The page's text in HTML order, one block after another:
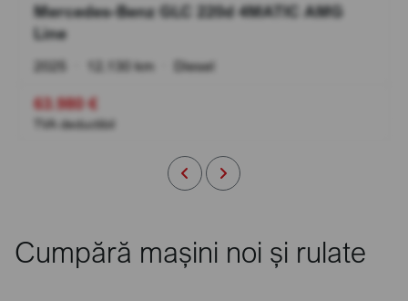
Mercedes-Benz GLC 220d 4MATIC AMG
Line
2025 12.130 km Diesel
63.980 €
TVA deductibil
Cumpără mașini noi și rulate